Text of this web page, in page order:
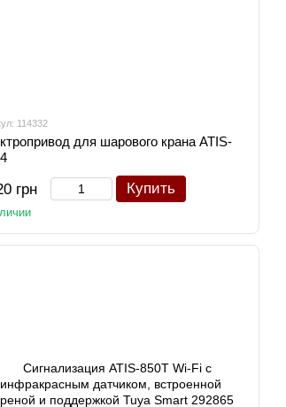
114332
для шарового крана ATIS-
грн Купить